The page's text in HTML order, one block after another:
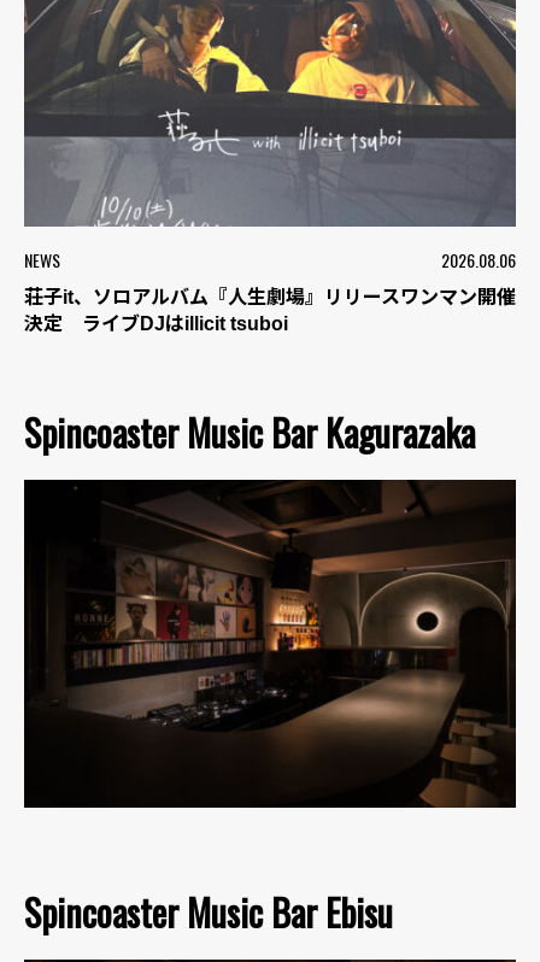
NEWS 2026.08.06
荘子it、ソロアルバム『人生劇場』リリースワンマン開催
決定 ライブDJはillicit tsuboi
Spincoaster Music Bar Kagurazaka
Spincoaster Music Bar Ebisu